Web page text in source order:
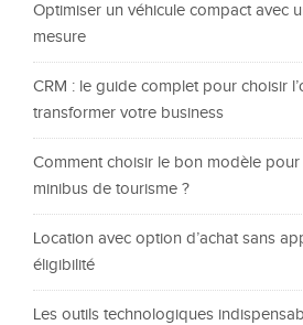
Optimiser un véhicule compact avec
mesure
CRM : le guide complet pour choisir
transformer votre business
Comment choisir le bon modèle
minibus de tourisme ?
Location avec option d’achat sans
éligibilité
Les outils technologiques